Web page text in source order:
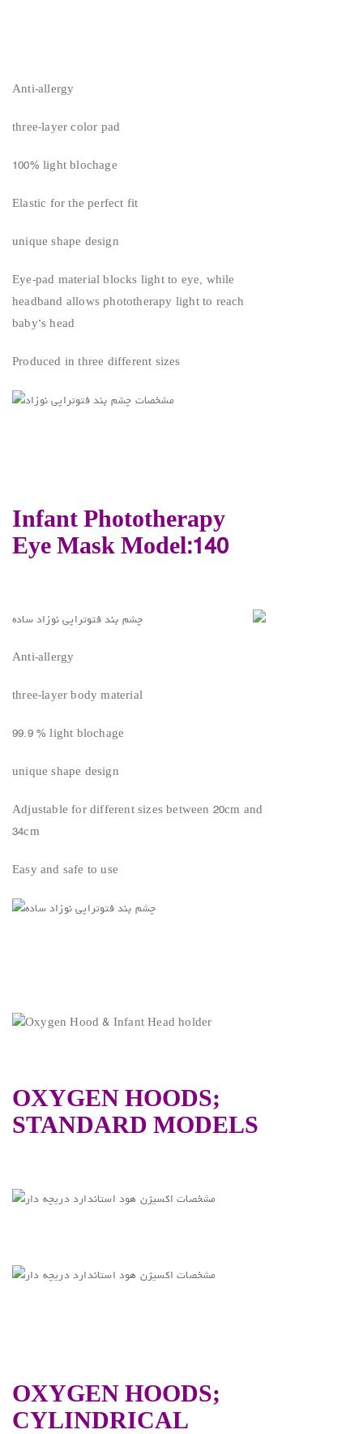
Anti-allergy
three-layer color pad
100% light blochage
Elastic for the perfect fit
unique shape design
Eye-pad material blocks light to eye, while
headband allows phototherapy light to reach
baby’s head
Produced in three different sizes
Infant Phototherapy
Eye Mask Model:140
Anti-allergy
three-layer body material
99.9 % light blochage
unique shape design
Adjustable for different sizes between 20cm and
34cm
Easy and safe to use
OXYGEN HOODS;
STANDARD MODELS
OXYGEN HOODS;
CYLINDRICAL